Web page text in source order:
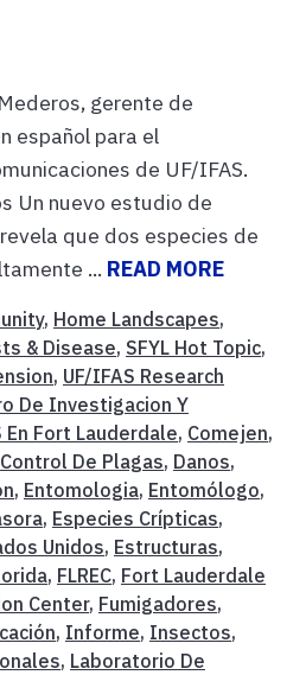
gerente de
español para el
de UF/IFAS.
Un nuevo estudio de
que dos especies de
... READ MORE
, Home Landscapes,
& Disease, SFYL Hot Topic,
, UF/IFAS Research
De Investigacion Y
En Fort Lauderdale, Comejen,
Control De Plagas, Danos,
, Entomologia, Entomólogo,
, Especies Crípticas,
Unidos, Estructuras,
, FLREC, Fort Lauderdale
Center, Fumigadores,
, Informe, Insectos,
, Laboratorio De